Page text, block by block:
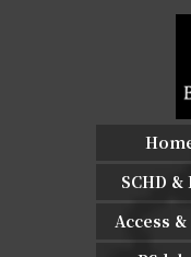
SCHD &
Access